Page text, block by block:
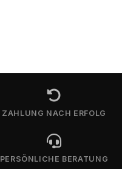
ZAHLUNG NACH ERFOLG
PERSÖNLICHE BERATUNG